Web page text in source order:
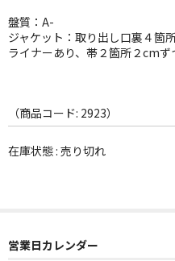
J-POP
ROCK
WORLD
その他
盤質：A-
ジャケット：取り出し口裏４箇
ライナーあり、帯２箇所２cmず
（商品コード: 2923）
在庫状態 : 売り切れ
営業日カレンダー